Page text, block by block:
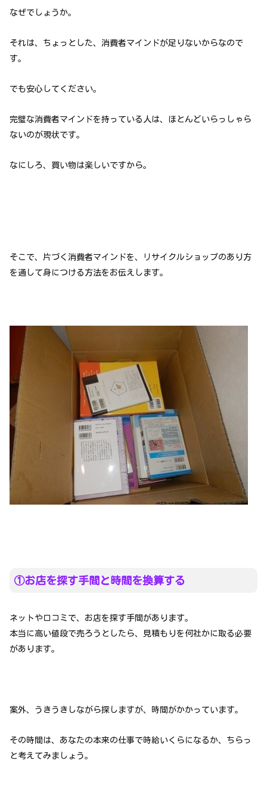
なぜでしょうか。
それは、ちょっとした、消費者マインドが足りないからなので
す。
でも安心してください。
完璧な消費者マインドを持っている人は、ほとんどいらっしゃら
ないのが現状です。
なにしろ、買い物は楽しいですから。
そこで、片づく消費者マインドを、リサイクルショップのあり方
を通して身につける方法をお伝えします。
①お店を探す手間と時間を換算する
ネットや口コミで、お店を探す手間があります。
本当に高い値段で売ろうとしたら、見積もりを何社かに取る必要
があります。
案外、うきうきしながら探しますが、時間がかかっています。
その時間は、あなたの本来の仕事で時給いくらになるか、ちらっ
と考えてみましょう。